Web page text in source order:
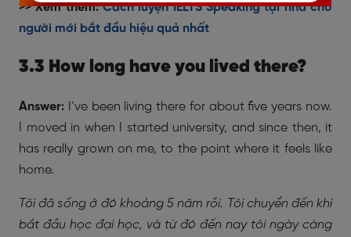
>> Xem thêm:Cách luyện IELTS Speaking tại nhà cho
người mới bắt đầu hiệu quả nhất
3.3 How long have you lived there?
Answer: I’ve been living there for about five years now.
I moved in when I started university, and since then, it
has really grown on me, to the point where it feels like
home.
Tôi đã sống ở đó khoảng 5 năm rồi. Tôi chuyển đến khi
bắt đầu học đại học, và từ đó đến nay tôi ngày càng